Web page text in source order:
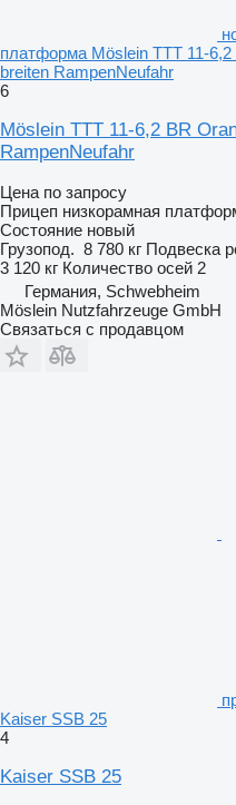
платформа Möslein TTT 11-
breiten RampenNeufahr
6
Möslein TTT 11-6,2 BR
RampenNeufahr
Цена по запросу
Прицеп низкорамная
Состояние новый
Грузопод. 8 780 кг Подвеска
3 120 кг Количество осей 2
Германия, Schwebheim
Möslein Nutzfahrzeuge GmbH
Связаться с продавцом
Kaiser SSB 25
4
Kaiser SSB 25